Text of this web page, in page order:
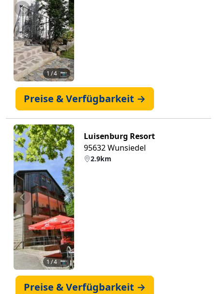
Zurück Weiter
1 / 4 📷
Preise & Verfügbarkeit →
Zurück Weiter
1/ 4 📷
Luisenburg Resort
95632 Wunsiedel
2.9km
Preise & Verfügbarkeit →